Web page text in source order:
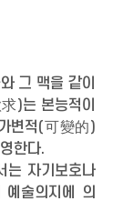
그 맥을 같이
)는 본능적이
변적(可變的)
한다.
는 자기보호나
술의지에 의